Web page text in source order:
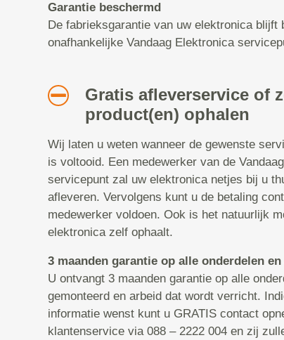
Garantie beschermd
De fabrieksgarantie van uw elektronica blijft
onafhankelijke Vandaag Elektronica
Gratis afleverservice of
product(en) ophalen
Wij laten u weten wanneer de gewenste
is voltooid. Een medewerker van de
servicepunt zal uw elektronica netjes bij u
afleveren. Vervolgens kunt u de betaling
medewerker voldoen. Ook is het natuurlijk
elektronica zelf ophaalt.
3 maanden garantie op alle onderdelen
U ontvangt 3 maanden garantie op alle
gemonteerd en arbeid dat wordt verricht.
informatie wenst kunt u GRATIS contact
klantenservice via 088 – 2222 004 en zij